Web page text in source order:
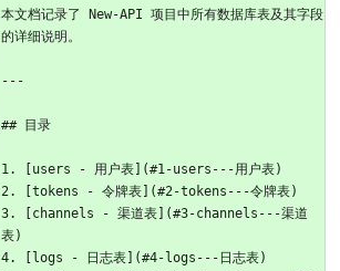
本文档记录了 New-API 项目中所有数据库表及其字段
的详细说明。
---
## 目录
1. [users - 用户表](#1-users---用户表)
2. [tokens - 令牌表](#2-tokens---令牌表)
3. [channels - 渠道表](#3-channels---渠道
表)
4. [logs - 日志表](#4-logs---日志表)